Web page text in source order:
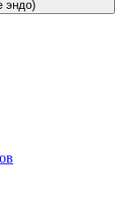
эндо)